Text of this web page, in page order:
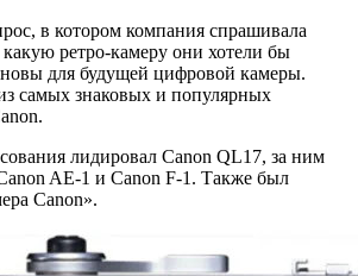
в котором компания спрашивала
ретро-камеру они хотели бы
для будущей цифровой камеры.
самых знаковых и популярных
лидировал Canon QL17, за ним
AE-1 и Canon F-1. Также был
Canon».